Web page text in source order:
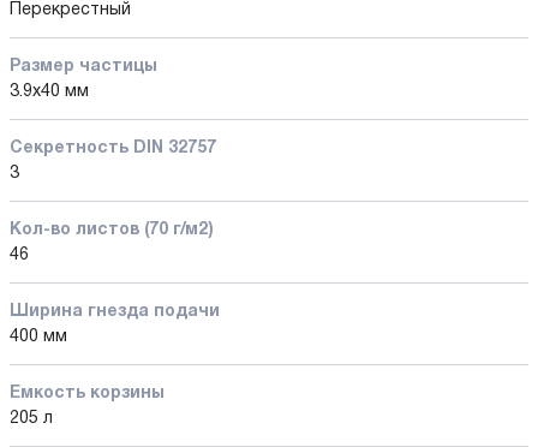
Перекрестный
Размер частицы
3.9x40 мм
Секретность DIN 32757
3
Кол-во листов (70 г/м2)
46
Ширина гнезда подачи
400 мм
Емкость корзины
205 л